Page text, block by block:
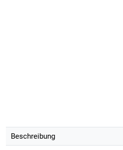
Beschreibung